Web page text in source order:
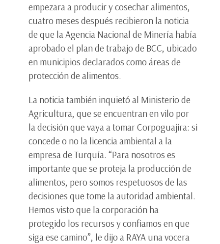
empezara a producir y cosechar alimentos,
cuatro meses después recibieron la noticia
de que la Agencia Nacional de Minería había
aprobado el plan de trabajo de BCC, ubicado
en municipios declarados como áreas de
protección de alimentos.
La noticia también inquietó al Ministerio de
Agricultura, que se encuentran en vilo por
la decisión que vaya a tomar Corpoguajira: si
concede o no la licencia ambiental a la
empresa de Turquía. “Para nosotros es
importante que se proteja la producción de
alimentos, pero somos respetuosos de las
decisiones que tome la autoridad ambiental.
Hemos visto que la corporación ha
protegido los recursos y confiamos en que
siga ese camino”, le dijo a RAYA una vocera